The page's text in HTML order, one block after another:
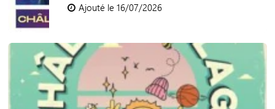
Ajouté le 16/07/2026